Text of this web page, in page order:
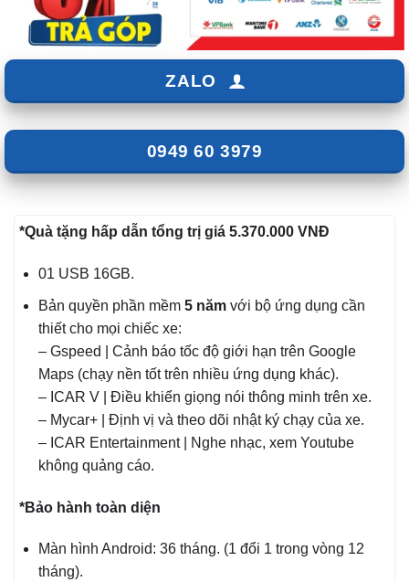
ZALO
0949 60 3979
*Quà tặng hấp dẫn tổng trị giá 5.370.000 VNĐ
01 USB 16GB.
Bản quyền phần mềm 5 nămvới bộ ứng dụng cần
thiết cho mọi chiếc xe:
– Gspeed | Cảnh báo tốc độ giới hạn trên Google
Maps (chạy nền tốt trên nhiều ứng dụng khác).
– ICAR V | Điều khiển giọng nói thông minh trên xe.
– Mycar+ | Định vị và theo dõi nhật ký chạy của xe.
– ICAR Entertainment | Nghe nhạc, xem Youtube
không quảng cáo.
*Bảo hành toàn diện
Màn hình Android: 36 tháng. (1 đổi 1 trong vòng 12
tháng).